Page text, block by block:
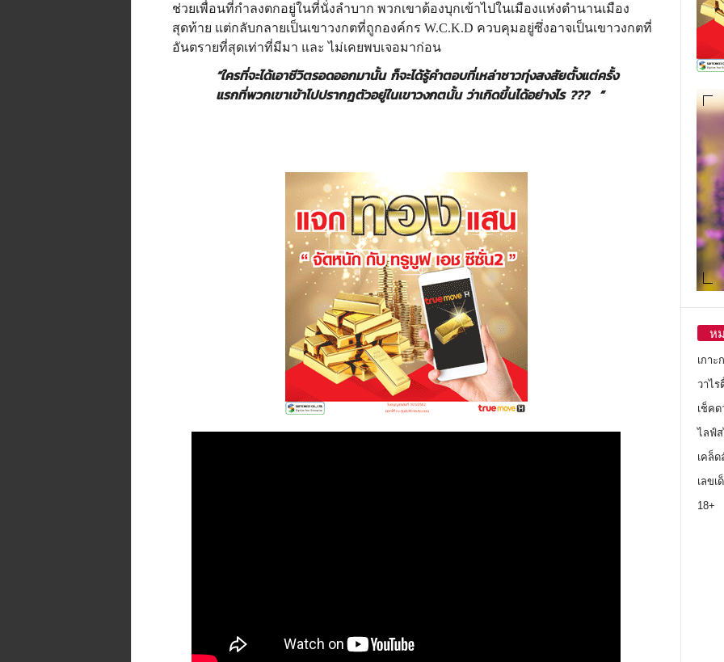
ช่วยเพื่อนที่กำลงตกอยู่ในที่นั่งลำบาก พวกเขาต้องบุกเข้าไปในเมืองแห่งตำนานเมือง
สุดท้าย แต่กลับกลายเป็นเขาวงกตที่ถูกองค์กร W.C.K.D ควบคุมอยู่ซึ่งอาจเป็นเขาวงกตที่
อันตรายที่สุดเท่าที่มีมา และ ไม่เคยพบเจอมาก่อน
“ใครที่จะได้เอาชีวิตรอดออกมานั้น ก็จะได้รู้คำตอบที่เหล่าชาวทุ่งสงสัยตั้งแต่ครั้ง
แรกที่พวกเขาเข้าไปปรากฎตัวอยู่ในเขาวงกตนั้น ว่าเกิดขึ้นได้อย่างไร ??? ”
ห
เกาะ
วาไร
เช็ค
ไลฟ์
เคล็ด
เลขเ
18+